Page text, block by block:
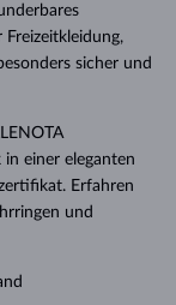
Freizeitkleidung,
sicher und
einer eleganten
Erfahren
und